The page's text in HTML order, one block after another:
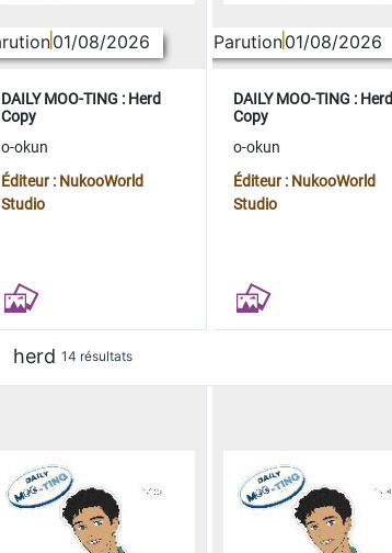
01/08/2026
DAILY MOO-TING : Herd
Copy
o-okun
Éditeur : NukooWorld
Studio
Parution01/08/2026
DAILY MOO-TING : Herd
Copy
o-okun
Éditeur : NukooWorld
Studio
herd 14 résultats